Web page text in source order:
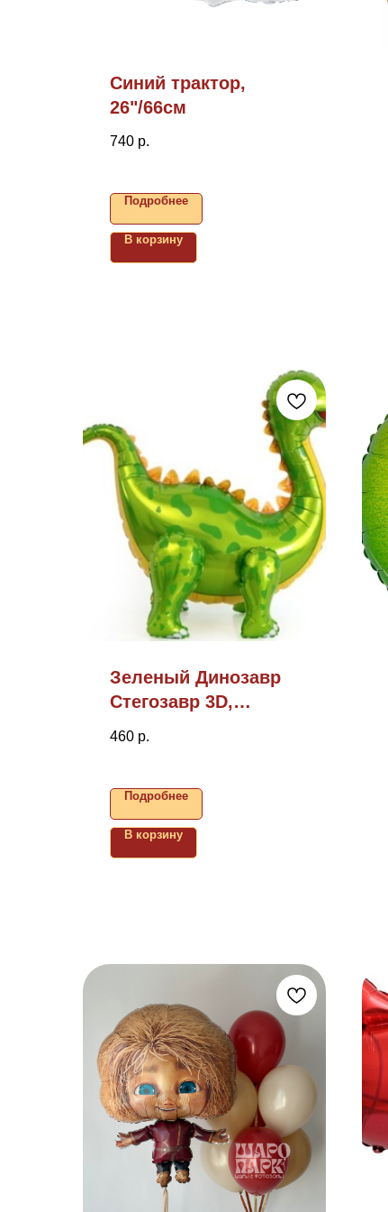
Синий трактор,
26"/66см
740 р.
Подробнее
В корзину
Зеленый Динозавр
Стегозавр 3D,
36"/91см (надув
воздухом)
460 р.
Подробнее
В корзину